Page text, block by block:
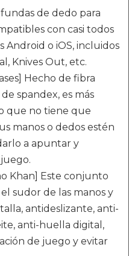
de dedo para
con casi todos
Android o iOS, incluidos
Knives Out, etc.
Hecho de fibra
spandex, es más
que no tiene que
manos o dedos estén
a apuntar y
Khan] Este conjunto
sudor de las manos y
antideslizante, anti-
anti-huella digital,
de juego y evitar